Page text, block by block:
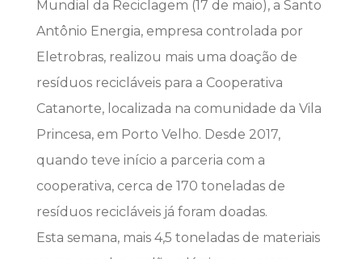
Mundial da Reciclagem (17 de maio), a Santo
Antônio Energia, empresa controlada por
Eletrobras, realizou mais uma doação de
resíduos recicláveis para a Cooperativa
Catanorte, localizada na comunidade da Vila
Princesa, em Porto Velho. Desde 2017,
quando teve início a parceria com a
cooperativa, cerca de 170 toneladas de
resíduos recicláveis já foram doadas.
Esta semana, mais 4,5 toneladas de materiais